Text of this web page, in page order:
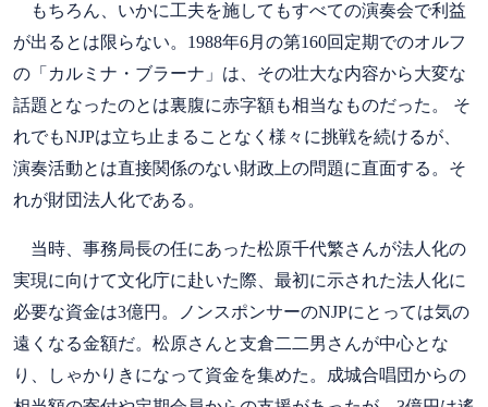
もちろん、いかに工夫を施してもすべての演奏会で利益
が出るとは限らない。1988年6月の第160回定期でのオルフ
の「カルミナ・ブラーナ」は、その壮大な内容から大変な
話題となったのとは裏腹に赤字額も相当なものだった。 そ
れでもNJPは立ち止まることなく様々に挑戦を続けるが、
演奏活動とは直接関係のない財政上の問題に直面する。そ
れが財団法人化である。
当時、事務局長の任にあった松原千代繁さんが法人化の
実現に向けて文化庁に赴いた際、最初に示された法人化に
必要な資金は3億円。ノンスポンサーのNJPにとっては気の
遠くなる金額だ。松原さんと支倉二二男さんが中心とな
り、しゃかりきになって資金を集めた。成城合唱団からの